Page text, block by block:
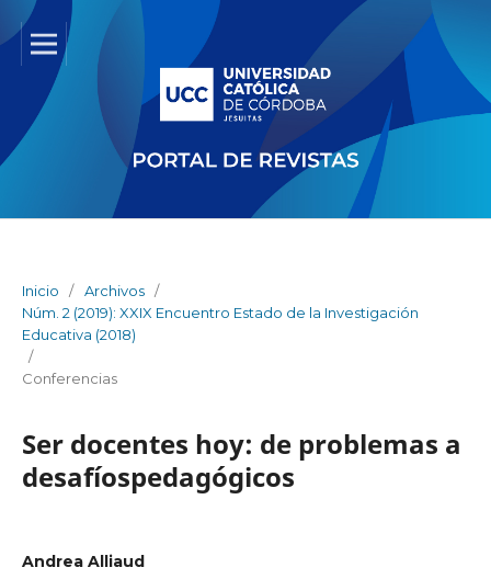
Inicio / Archivos /
Núm. 2 (2019): XXIX Encuentro Estado de la Investigación
Educativa (2018)
/
Conferencias
Ser docentes hoy: de problemas a
desafíospedagógicos
Andrea Alliaud